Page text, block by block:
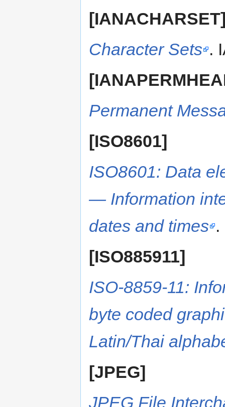
Character Sets .
Permanent
[ISO8601]
ISO8601: Data
— Information
dates and times .
[ISO885911]
ISO-8859-11:
byte coded
Latin/Thai
[JPEG]
JPEG File